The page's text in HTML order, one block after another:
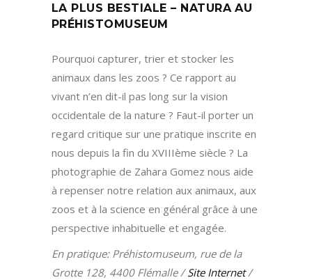
LA PLUS BESTIALE – NATURA AU
PRÉHISTOMUSEUM
Pourquoi capturer, trier et stocker les
animaux dans les zoos ? Ce rapport au
vivant n’en dit-il pas long sur la vision
occidentale de la nature ? Faut-il porter un
regard critique sur une pratique inscrite en
nous depuis la fin du XVIIIème siècle ? La
photographie de Zahara Gomez nous aide
à repenser notre relation aux animaux, aux
zoos et à la science en général grâce à une
perspective inhabituelle et engagée.
En pratique: Préhistomuseum, rue de la
Grotte 128, 4400 Flémalle /Site Internet/